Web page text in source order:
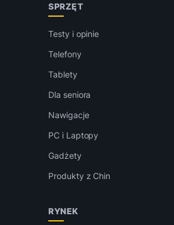
SPRZĘT
Testy i opinie
Telefony
Tablety
Dla seniora
Nawigacje
PC i Laptopy
Gadżety
Produkty z Chin
RYNEK